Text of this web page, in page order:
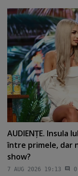
AUDIENŢE. Insula
între primele, dar
show?
7 AUG 2026 19:13 0